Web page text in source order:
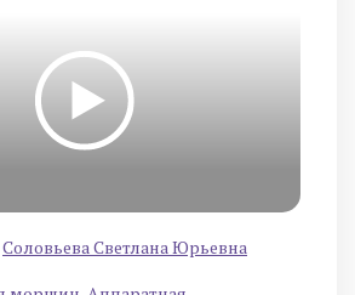
Cоловьева Cветлана Юрьевна